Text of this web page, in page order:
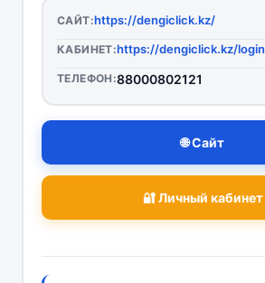
САЙТ:https://dengiclick.kz/
КАБИНЕТ:https://dengiclick.kz/login
ТЕЛЕФОН:88000802121
🌐 Сайт
🔐 Личный кабинет